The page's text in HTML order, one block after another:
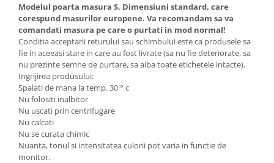
Modelul poarta masura S. Dimensiuni standard, care
corespund masurilor europene. Va recomandam sa va
comandati masura pe care o purtati in mod normal!
Conditia acceptarii returului sau schimbului este ca produsele sa
fie in aceeasi stare in care au fost livrate (sa nu fie deteriorate, sa
nu prezinte semne de purtare, sa aiba toate etichetele intacte).
Ingrijirea produsului:
Spalati de mana la temp. 30 ° c
Nu folositi inalbitor
Nu uscati prin centrifugare
Nu calcati
Nu se curata chimic
Nuanta, tonul si intensitatea culorii pot varia in functie de
monitor.